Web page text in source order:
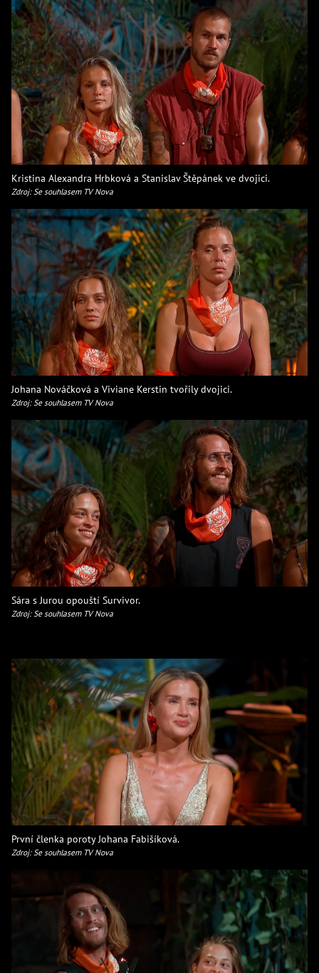
Kristina Alexandra Hrbková a Stanislav Štěpánek ve dvojici.
Zdroj: Se souhlasem TV Nova
Johana Nováčková a Viviane Kerstin tvořily dvojici.
Zdroj: Se souhlasem TV Nova
Sára s Jurou opouští Survivor.
Zdroj: Se souhlasem TV Nova
První členka poroty Johana Fabišíková.
Zdroj: Se souhlasem TV Nova